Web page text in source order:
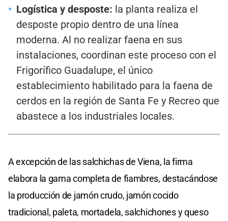
Logística y desposte: la planta realiza el
desposte propio dentro de una línea
moderna. Al no realizar faena en sus
instalaciones, coordinan este proceso con el
Frigorífico Guadalupe, el único
establecimiento habilitado para la faena de
cerdos en la región de Santa Fe y Recreo que
abastece a los industriales locales.
A excepción de las salchichas de Viena, la firma
elabora la gama completa de fiambres, destacándose
la producción de jamón crudo, jamón cocido
tradicional, paleta, mortadela, salchichones y queso